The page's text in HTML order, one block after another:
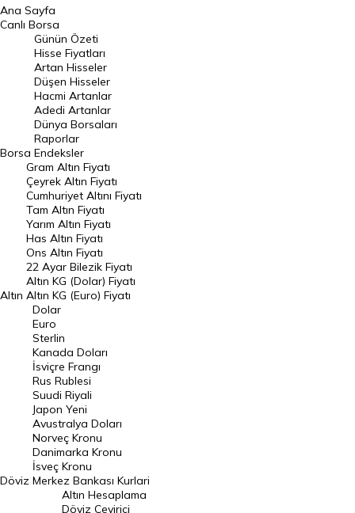
BIST 100 Hisseleri
En Çok Artan Hisseler
En Çok Düşen Hisseler
Hacmi Artanlar
Geçmiş Kapanışlar
Dünya Borsaları
Raporlar
Endeksler
DÖVİZ
Döviz Kuru
Dolar Kuru
Euro Kuru
Pound Kuru
Frank Kuru
Riyal Kuru
Avustralya Doları
Danimarka Kronu Kuru
Kanada Doları Kuru
Norveç Kronu Kuru
İsveç Kronu Kuru
Ana Sayfa
Canlı Borsa
Borsa
Günün Özeti
Hisse Fiyatları
Artan Hisseler
Düşen Hisseler
Hacmi Artanlar
Adedi Artanlar
Dünya Borsaları
Raporlar
Endeksler
Altın
Gram Altın Fiyatı
Çeyrek Altın Fiyatı
Cumhuriyet Altını Fiyatı
Tam Altın Fiyatı
Yarım Altın Fiyatı
Has Altın Fiyatı
Ons Altın Fiyatı
22 Ayar Bilezik Fiyatı
Altın KG (Dolar) Fiyatı
Altın KG (Euro) Fiyatı
Döviz
Dolar
Euro
Sterlin
Kanada Doları
İsviçre Frangı
Rus Rublesi
Suudi Riyali
Japon Yeni
Avustralya Doları
Norveç Kronu
Danimarka Kronu
İsveç Kronu
Merkez Bankası Kurlari
Altın Hesaplama
Döviz Çevirici